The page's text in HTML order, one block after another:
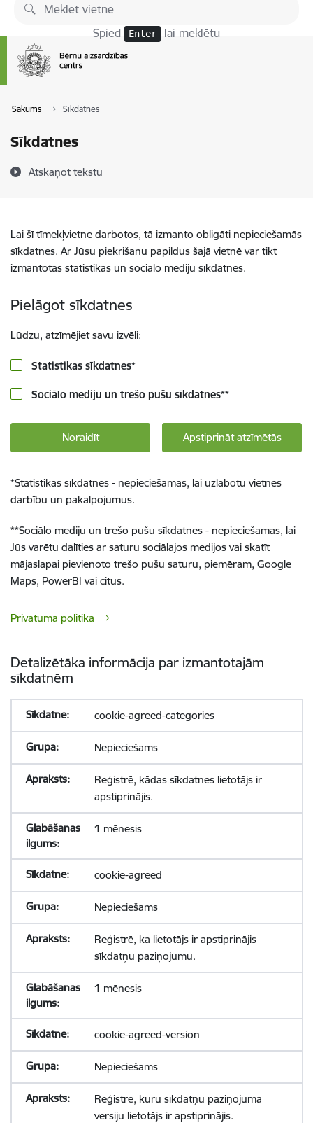
Pāriet uz lapas saturu
Spied Enter lai meklētu
Sākums Sīkdatnes
Sīkdatnes
Atskaņot tekstu
Lai šī tīmekļvietne darbotos, tā izmanto obligāti nepieciešamās
sīkdatnes. Ar Jūsu piekrišanu papildus šajā vietnē var tikt
izmantotas statistikas un sociālo mediju sīkdatnes.
Pielāgot sīkdatnes
Lūdzu, atzīmējiet savu izvēli:
Statistikas sīkdatnes*
Sociālo mediju un trešo pušu sīkdatnes**
Noraidīt Apstiprināt atzīmētās
*Statistikas sīkdatnes - nepieciešamas, lai uzlabotu vietnes
darbību un pakalpojumus.
**Sociālo mediju un trešo pušu sīkdatnes - nepieciešamas, lai
Jūs varētu dalīties ar saturu sociālajos medijos vai skatīt
mājaslapai pievienoto trešo pušu saturu, piemēram, Google
Maps, PowerBI vai citus.
Privātuma politika
Detalizētāka informācija par izmantotajām
sīkdatnēm
cookie-agreed-categories
Nepieciešams
Reģistrē, kādas sīkdatnes lietotājs ir
apstiprinājis.
1 mēnesis
cookie-agreed
Nepieciešams
Reģistrē, ka lietotājs ir apstiprinājis
sīkdatņu paziņojumu.
1 mēnesis
cookie-agreed-version
Nepieciešams
Reģistrē, kuru sīkdatņu paziņojuma
versiju lietotājs ir apstiprinājis.